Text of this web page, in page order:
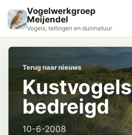
Vogelwerkgroep
Meijendel
Vogels, tellingen en duinnatuur
Terug naar nieuws
Kustvogels
bedreigd
10-6-2008